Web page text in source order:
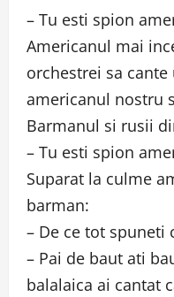
– Tu esti spion
Americanul mai
orchestrei sa cante
americanul nostru
Barmanul si rusii
– Tu esti spion
Suparat la culme
barman:
– De ce tot spuneti
– Pai de baut ati
balalaica ai cantat